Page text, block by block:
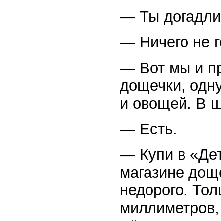
— Ты
— Ничего не
— Вот мы и
дощечки,
и овощей. В
— Есть.
— Купи в
магазине
недорого.